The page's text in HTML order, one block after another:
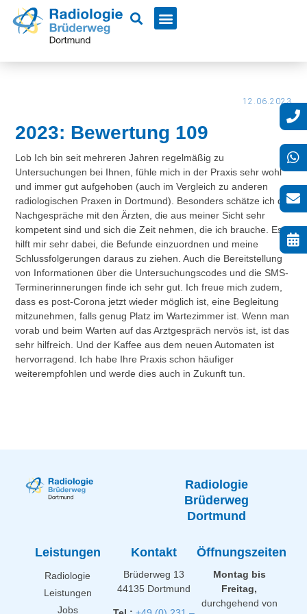
12.06.2023
2023: Bewertung 109
Lob Ich bin seit mehreren Jahren regelmäßig zu
Untersuchungen bei Ihnen, fühle mich in der Praxis sehr wohl
und immer gut aufgehoben (auch im Vergleich zu anderen
radiologischen Praxen in Dortmund). Besonders schätze ich die
Nachgespräche mit den Ärzten, die aus meiner Sicht sehr
kompetent sind und sich die Zeit nehmen, die ich brauche. Es
hilft mir sehr dabei, die Befunde einzuordnen und meine
Schlussfolgerungen daraus zu ziehen. Auch die Bereitstellung
von Informationen über die Untersuchungscodes und die SMS-
Terminerinnerungen finde ich sehr gut. Ich freue mich zudem,
dass es post-Corona jetzt wieder möglich ist, eine Begleitung
mitzunehmen, falls genug Platz im Wartezimmer ist. Wenn man
vorab und beim Warten auf das Arztgespräch nervös ist, ist das
sehr hilfreich. Und der Kaffee aus dem neuen Automaten ist
hervorragend. Ich habe Ihre Praxis schon häufiger
weiterempfohlen und werde dies auch in Zukunft tun.
Radiologie
Brüderweg
Dortmund
Leistungen
Radiologie
Leistungen
Jobs
Kontakt
Brüderweg 13
44135 Dortmund
Öffnungszeiten
Montag bis
Freitag,
durchgehend von